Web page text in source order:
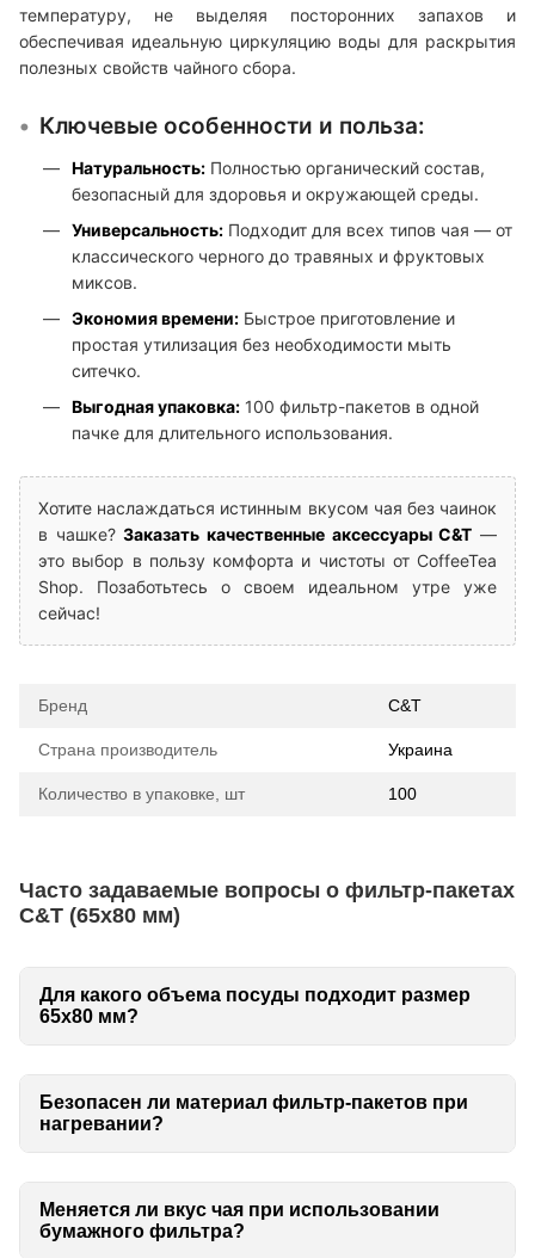
температуру, не выделяя посторонних запахов и
обеспечивая идеальную циркуляцию воды для раскрытия
полезных свойств чайного сбора.
Ключевые особенности и польза:
Натуральность: Полностью органический состав,
безопасный для здоровья и окружающей среды.
Универсальность: Подходит для всех типов чая — от
классического черного до травяных и фруктовых
миксов.
Экономия времени: Быстрое приготовление и
простая утилизация без необходимости мыть
ситечко.
Выгодная упаковка: 100 фильтр-пакетов в одной
пачке для длительного использования.
Хотите наслаждаться истинным вкусом чая без чаинок
в чашке?Заказать качественные аксессуары C&T —
это выбор в пользу комфорта и чистоты от CoffeeTea
Shop. Позаботьтесь о своем идеальном утре уже
сейчас!
Бренд C&T
Страна производитель Украина
Количество в упаковке, шт 100
Часто задаваемые вопросы о фильтр-пакетах
C&T (65х80 мм)
Для какого объема посуды подходит размер
65х80 мм?
Безопасен ли материал фильтр-пакетов при
нагревании?
Меняется ли вкус чая при использовании
бумажного фильтра?